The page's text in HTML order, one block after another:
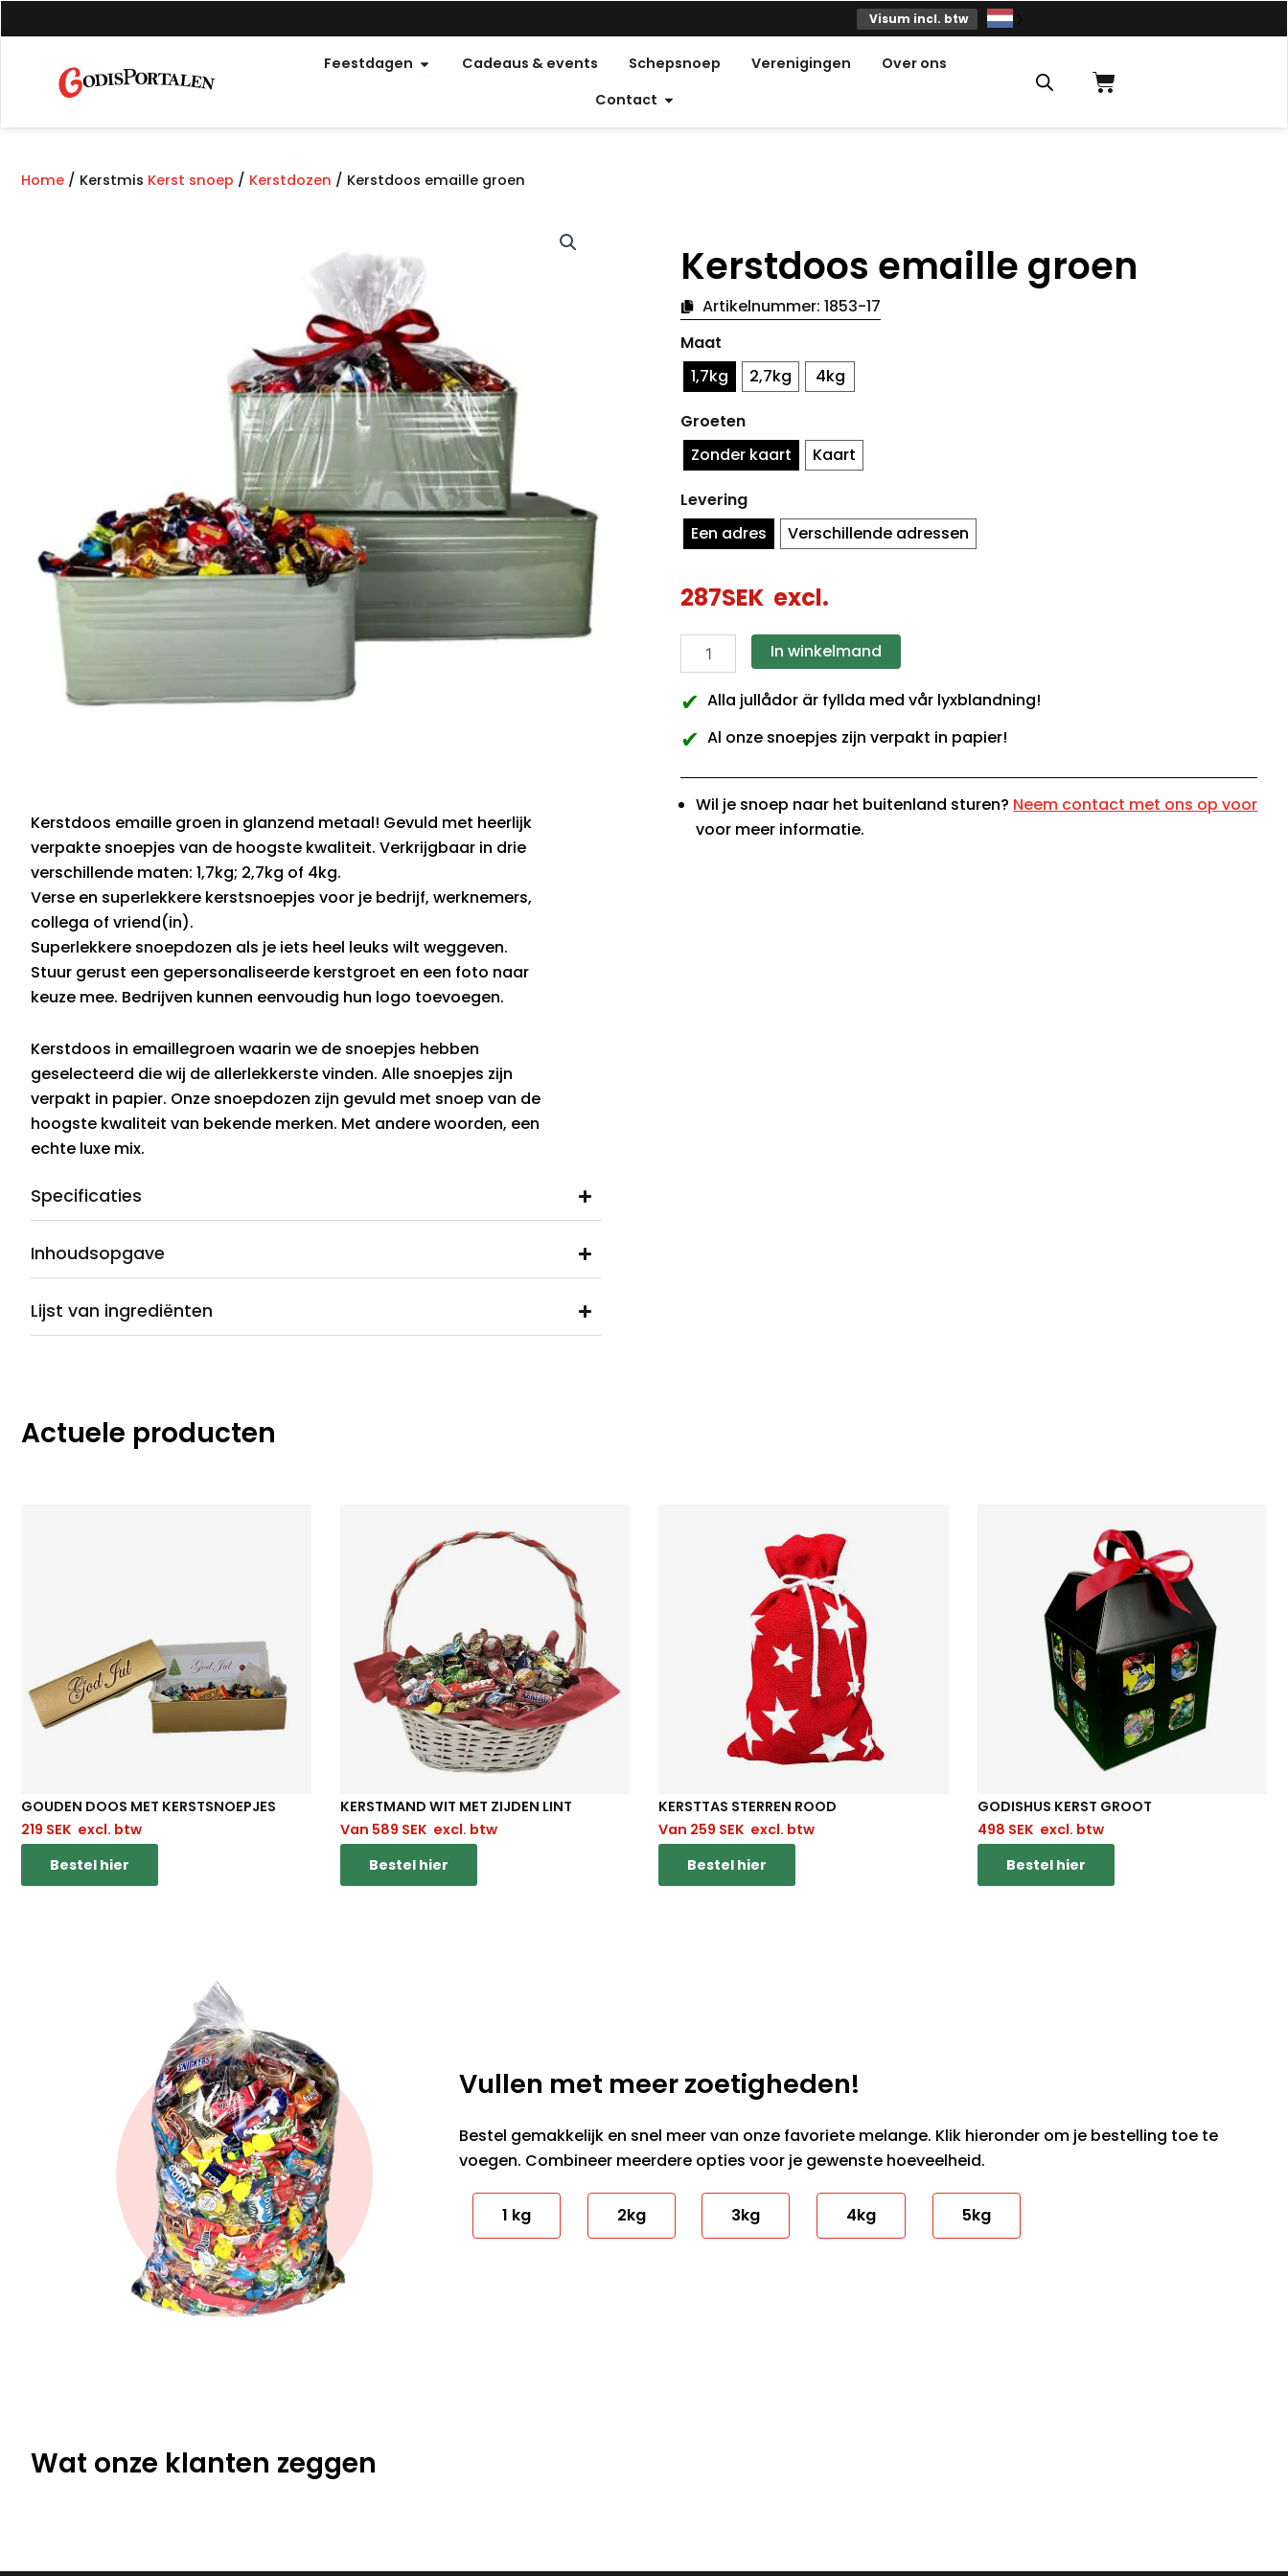
naar
Visum incl. btw
Feestdagen Open Feestdagen
Cadeaus & events Schepsnoep Verenigingen
Over ons
Contact Open Contact Winkelmandje
Home / Kerstmis Kerst snoep / Kerstdozen / Kerstdoos emaille groen
Kerstdoos emaille groen in glanzend metaal! Gevuld met heerlijk
verpakte snoepjes van de hoogste kwaliteit. Verkrijgbaar in drie
verschillende maten: 1,7kg; 2,7kg of 4kg.
Verse en superlekkere kerstsnoepjes voor je bedrijf, werknemers,
collega of vriend(in).
Superlekkere snoepdozen als je iets heel leuks wilt weggeven.
Stuur gerust een gepersonaliseerde kerstgroet en een foto naar
keuze mee. Bedrijven kunnen eenvoudig hun logo toevoegen.
Kerstdoos in emaillegroen waarin we de snoepjes hebben
geselecteerd die wij de allerlekkerste vinden. Alle snoepjes zijn
verpakt in papier. Onze snoepdozen zijn gevuld met snoep van de
hoogste kwaliteit van bekende merken. Met andere woorden, een
echte luxe mix.
Specificaties
Inhoudsopgave
Lijst van ingrediënten
Kerstdoos emaille groen
Artikelnummer: 1853-17
Maat
1,7kg
2,7kg 4kg
Groeten
Zonder kaart
Kaart
Levering
Een adres
Verschillende adressen
287SEK excl.
emaille
groen
hoeveelheid
In winkelmand
✔ Alla jullådor är fyllda med vår lyxblandning!
✔ Al onze snoepjes zijn verpakt in papier!
Wil je snoep naar het buitenland sturen? Neem contact met ons op voor
voor meer informatie.
Actuele producten
GOUDEN DOOS MET KERSTSNOEPJES
219 SEK excl. btw
Bestel hier
KERSTMAND WIT MET ZIJDEN LINT
Van 589 SEK excl. btw
Bestel hier
KERSTTAS STERREN ROOD
Van 259 SEK excl. btw
Bestel hier
GODISHUS KERST GROOT
498 SEK excl. btw
Bestel hier
Vullen met meer zoetigheden!
Bestel gemakkelijk en snel meer van onze favoriete melange. Klik hieronder om je bestelling toe te
voegen. Combineer meerdere opties voor je gewenste hoeveelheid.
1 kg 2kg 3kg 4kg 5kg
Wat onze klanten zeggen